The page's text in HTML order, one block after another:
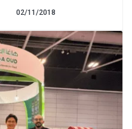
02/11/2018